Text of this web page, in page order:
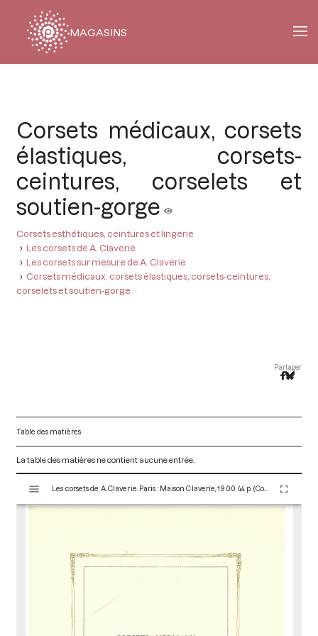
MAGASINS
Corsets médicaux, corsets
élastiques, corsets-
ceintures, corselets et
soutien-gorge
Corsets esthétiques, ceintures et lingerie
Les corsets de A. Claverie
Les corsets sur mesure de A. Claverie
Corsets médicaux, corsets élastiques, corsets-ceintures,
corselets et soutien-gorge
Partager
Table des matières
La table des matières ne contient aucune entrée.
s
Les corsets de A. Claverie. Paris : Maison Claverie, 1900. 44 p. (Corsets esthétiques, ceintures et lingerie, 1)